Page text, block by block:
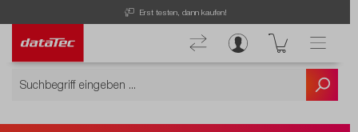
Erst testen, dann kaufen!